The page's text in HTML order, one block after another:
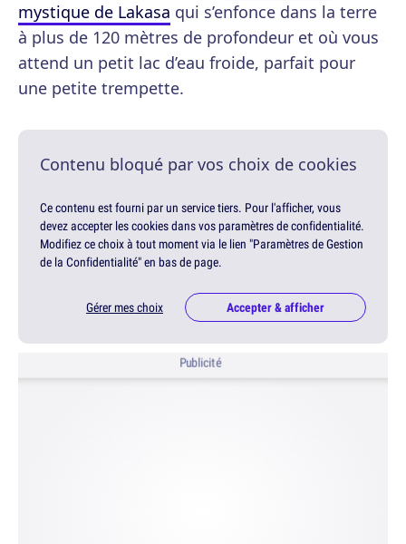
mystique de Lakasa qui s’enfonce dans la terre
à plus de 120 mètres de profondeur et où vous
attend un petit lac d’eau froide, parfait pour
une petite trempette.
Contenu bloqué par vos choix de cookies
Ce contenu est fourni par un service tiers. Pour l'afficher, vous
devez accepter les cookies dans vos paramètres de confidentialité.
Modifiez ce choix à tout moment via le lien "Paramètres de Gestion
de la Confidentialité" en bas de page.
Gérer mes choix Accepter & afficher
Publicité